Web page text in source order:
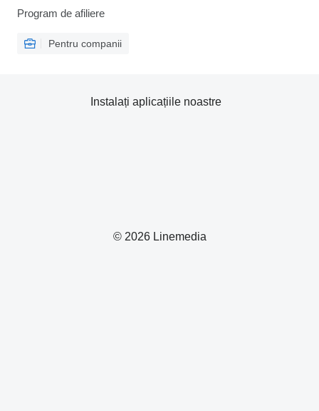
Program de afiliere
Pentru companii
© 2026 Linemedia
Instalați aplicațiile noastre